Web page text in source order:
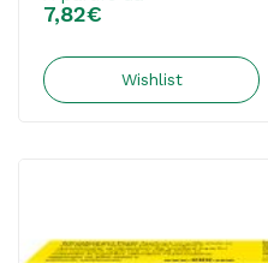
7,82€
Wishlist